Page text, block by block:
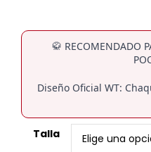
🥋 RECOMENDADO
Diseño Oficial WT:
Talla